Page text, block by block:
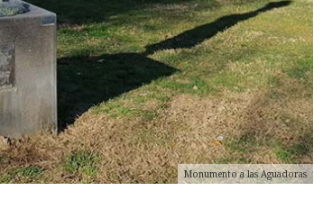
Monumento a las Aguadoras